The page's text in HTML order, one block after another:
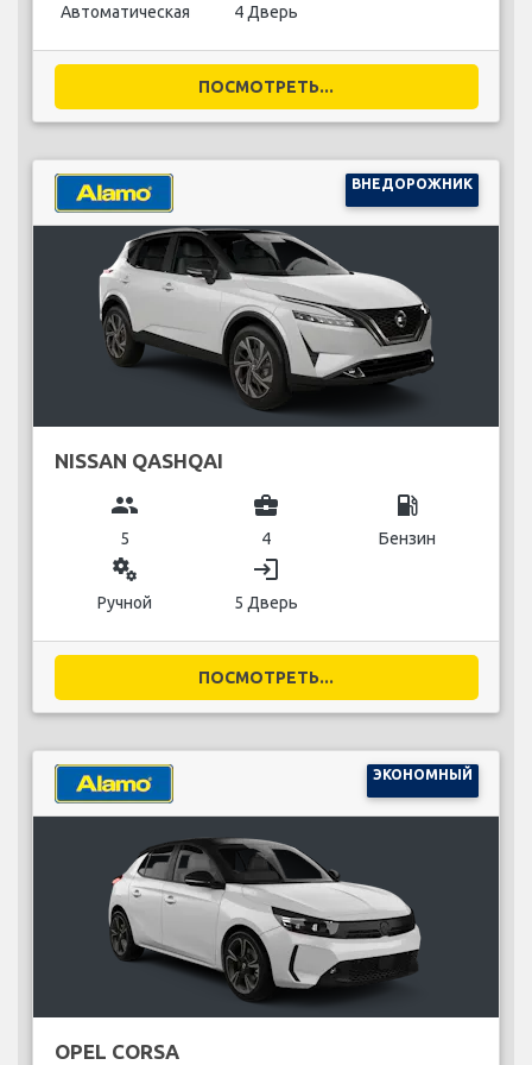
Автоматическая 4 Дверь
ПОСМОТРЕТЬ...
ВНЕДОРОЖНИК
NISSAN QASHQAI
group
5
business_center
4
local_gas_station
Бензин
miscellaneous_services
Ручной
login
5 Дверь
ПОСМОТРЕТЬ...
ЭКОНОМНЫЙ
OPEL CORSA